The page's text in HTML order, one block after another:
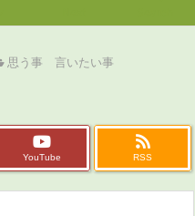
思う事 言いたい事
YouTube RSS